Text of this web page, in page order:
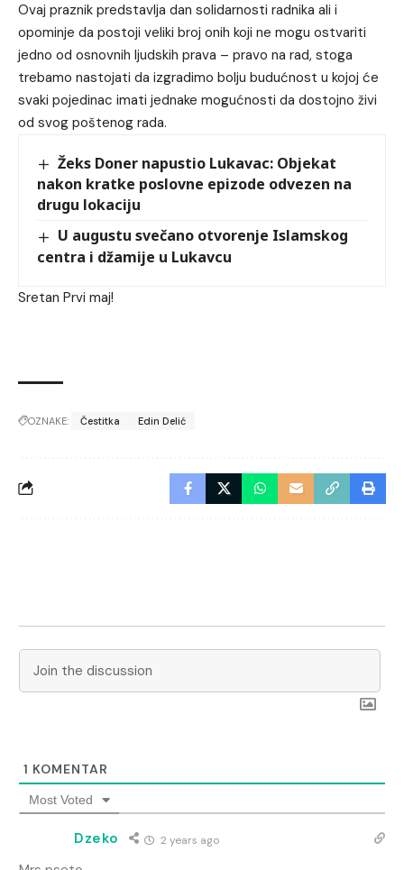
Ovaj praznik predstavlja dan solidarnosti radnika ali i
opominje da postoji veliki broj onih koji ne mogu ostvariti
jedno od osnovnih ljudskih prava – pravo na rad, stoga
trebamo nastojati da izgradimo bolju budućnost u kojoj će
svaki pojedinac imati jednake mogućnosti da dostojno živi
od svog poštenog rada.
Žeks Doner napustio Lukavac: Objekat
nakon kratke poslovne epizode odvezen na
drugu lokaciju
U augustu svečano otvorenje Islamskog
centra i džamije u Lukavcu
Sretan Prvi maj!
OZNAKE: Čestitka Edin Delić
1 KOMENTAR
Most Voted
Dzeko 2 years ago